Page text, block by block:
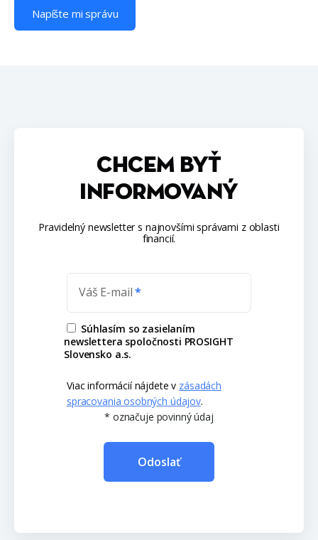
Napíšte mi správu
CHCEM BYŤ
INFORMOVANÝ
Pravidelný newsletter s najnovšími správami z oblasti
financií.
Váš E-mail
Súhlasím so zasielaním
newslettera spoločnosti PROSIGHT
Slovensko a.s.
Viac informácií nájdete v zásadách
spracovania osobných údajov.
* označuje povinný údaj